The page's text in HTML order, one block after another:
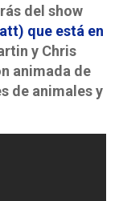
del show
que está en
y Chris
animada de
de animales y